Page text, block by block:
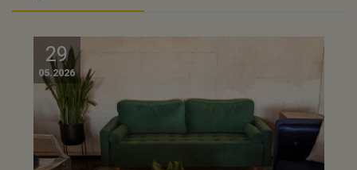
29
05.2026